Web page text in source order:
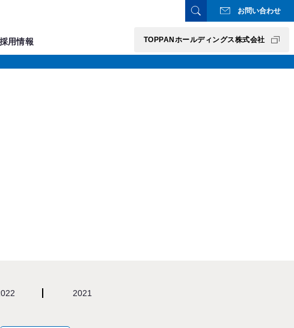
お問い合わせ
TOPPANホールディングス株式会社
採用情報
2021